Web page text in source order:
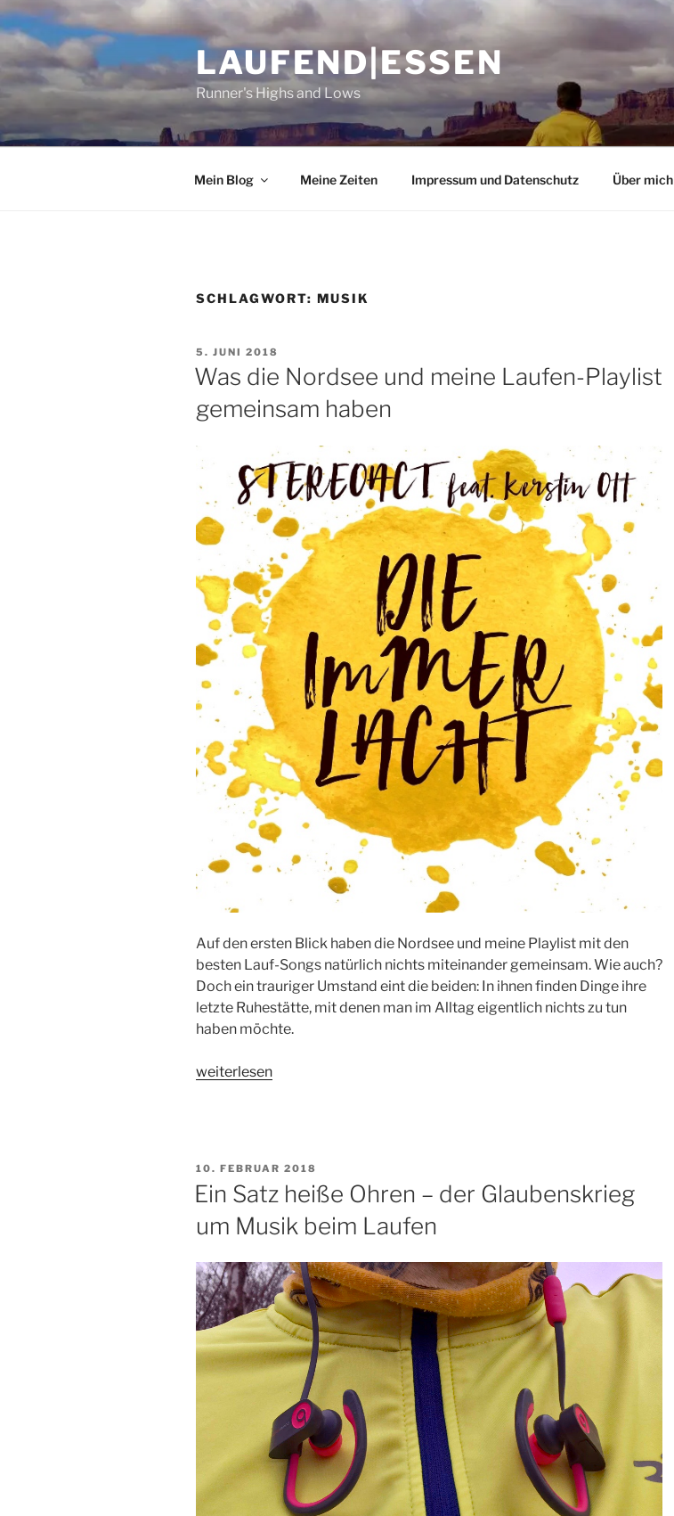
Zum
Inhalt
springen
LAUFEND|ESSEN
Runner's Highs and Lows
Mein Blog Meine Zeiten Impressum und Datenschutz Über mich
SCHLAGWORT: MUSIK
VERÖFFENTLICHT
AM
5. JUNI 2018
Was die Nordsee und meine Laufen-Playlist
gemeinsam haben
Auf den ersten Blick haben die Nordsee und meine Playlist mit den
besten Lauf-Songs natürlich nichts miteinander gemeinsam. Wie auch?
Doch ein trauriger Umstand eint die beiden: In ihnen finden Dinge ihre
letzte Ruhestätte, mit denen man im Alltag eigentlich nichts zu tun
haben möchte.
„Was
Laufen-
Playlist
gemeinsam
weiterlesen
VERÖFFENTLICHT
AM
10. FEBRUAR 2018
Ein Satz heiße Ohren – der Glaubenskrieg
um Musik beim Laufen